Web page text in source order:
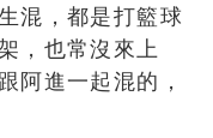
混，都是打籃球
，也常沒來上
阿進一起混的，